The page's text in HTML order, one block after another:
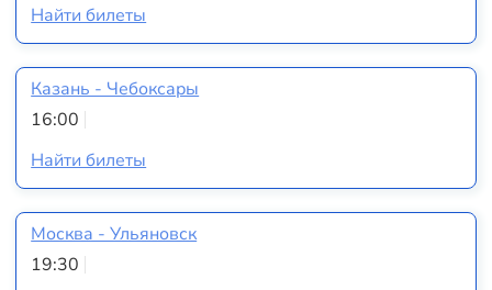
Найти билеты
Казань - Чебоксары
16:00
Найти билеты
Москва - Ульяновск
19:30